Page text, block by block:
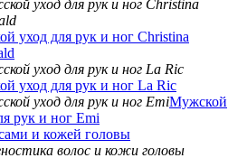
уход для рук и ног Christina
уход для рук и ног La Ric
Мужской
рук и ног Emi
и кожей головы